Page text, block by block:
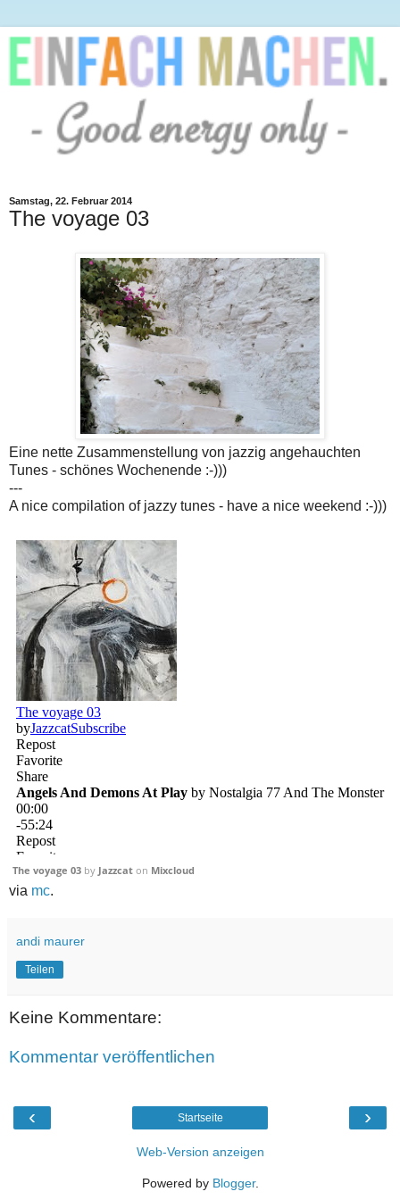
Samstag, 22. Februar 2014
The voyage 03
Eine nette Zusammenstellung von jazzig angehauchten
Tunes - schönes Wochenende :-)))
---
A nice compilation of jazzy tunes - have a nice weekend :-)))
The voyage 03 by Jazzcat on Mixcloud
via mc.
andi maurer
Teilen
Keine Kommentare:
Kommentar veröffentlichen
‹ ›
Startseite
Web-Version anzeigen
Powered by Blogger.